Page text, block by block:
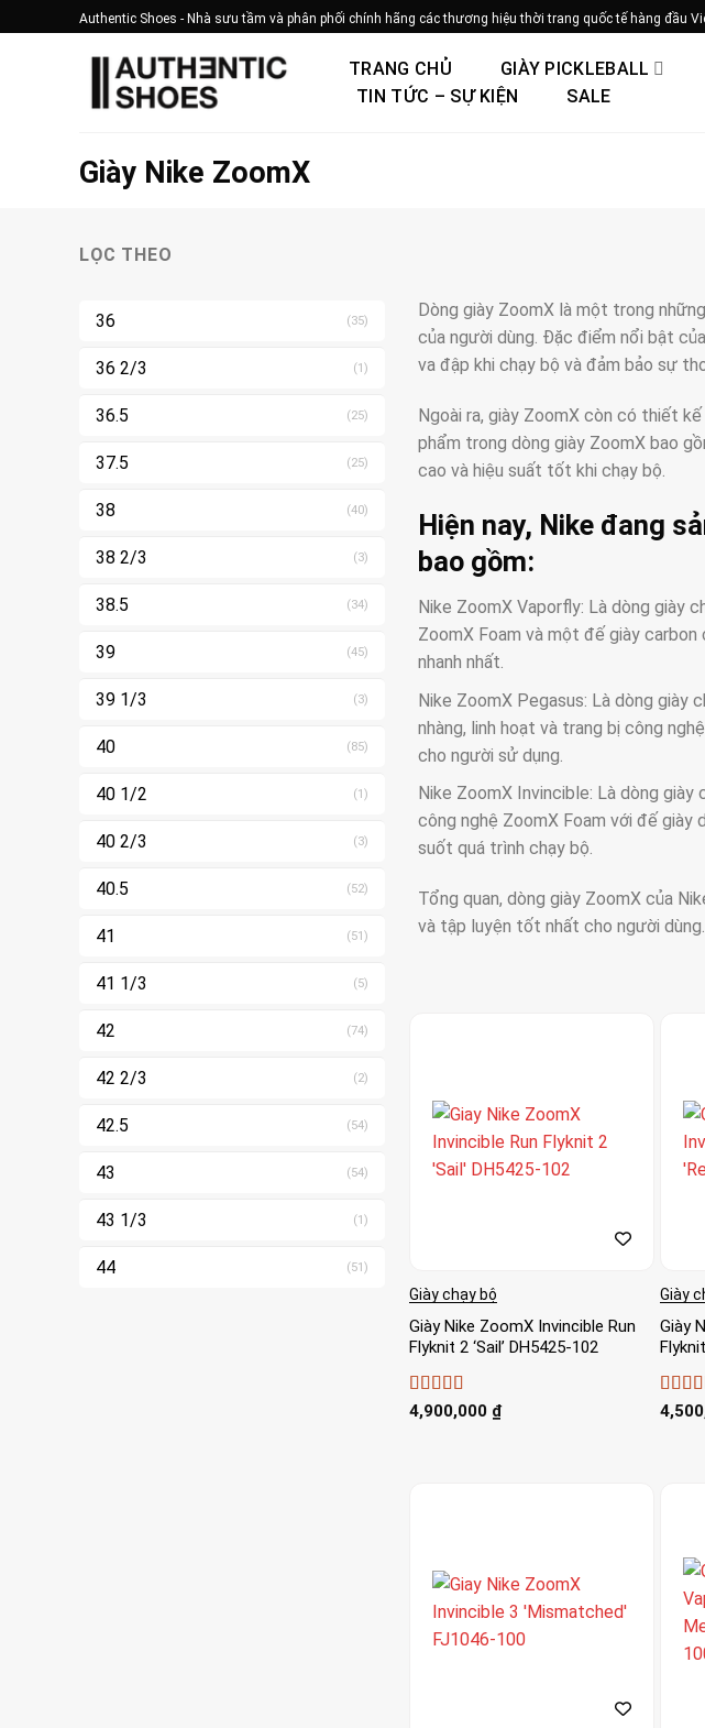
qua
Authentic Shoes - Nhà sưu tầm và phân phối chính hãng các thương hiệu thời trang quốc tế hàng đầu
TRANG CHỦ GIÀY PICKLEBALL
TIN TỨC – SỰ KIỆN
SALE
Giày Nike ZoomX
LỌC THEO
36 (35)
36 2/3 (1)
36.5 (25)
37.5 (25)
38 (40)
38 2/3 (3)
38.5 (34)
39 (45)
39 1/3 (3)
40 (85)
40 1/2 (1)
40 2/3 (3)
40.5 (52)
41 (51)
41 1/3 (5)
42 (74)
42 2/3 (2)
42.5 (54)
43 (54)
43 1/3 (1)
44 (51)
Dòng giày ZoomX là một trong
của người dùng. Đặc điểm nổi bật
va đập khi chạy bộ và đảm bảo sự
Ngoài ra, giày ZoomX còn có thiết
phẩm trong dòng giày ZoomX bao
cao và hiệu suất tốt khi chạy bộ.
Hiện nay, Nike đang
bao gồm:
Nike ZoomX Vaporfly: Là dòng giày
ZoomX Foam và một đế giày
nhanh nhất.
Nike ZoomX Pegasus: Là dòng giày
nhàng, linh hoạt và trang bị công
cho người sử dụng.
Nike ZoomX Invincible: Là dòng
công nghệ ZoomX Foam với đế giày
suốt quá trình chạy bộ.
Tổng quan, dòng giày ZoomX của
và tập luyện tốt nhất cho người dùng.
Giày chạy bộ
Giày Nike ZoomX Invincible Run
Flyknit 2 ‘Sail’ DH5425-102
Được xếp
4,900,000 ₫
Giày
Giày
Được